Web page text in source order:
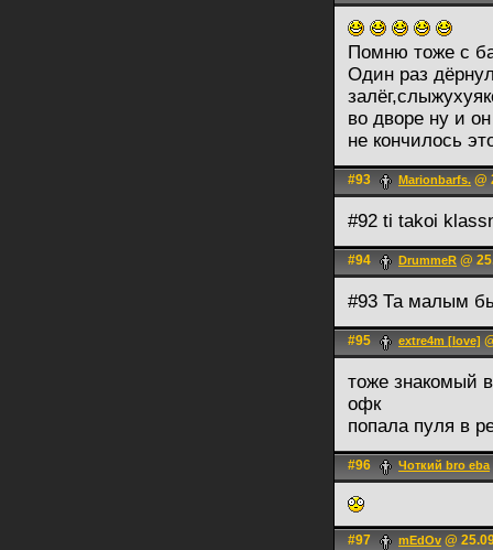
Помню тоже с
Один раз
во дворе ну и
не кончилось
#93 Marionbarfs. @
#92 ti takoi
#94 DrummeR @
#93 Та малым
#95 extre4m [love]
тоже знакомый
офк
попала пуля в
#96 Чоткий bro eba
#97 mEdOv @